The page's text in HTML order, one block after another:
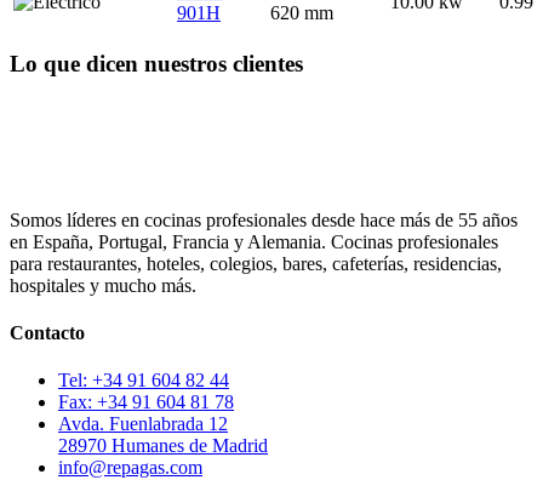
901H
620 mm
Lo que dicen nuestros clientes
Somos líderes en cocinas profesionales desde hace más de 55 años
en España, Portugal, Francia y Alemania. Cocinas profesionales
para restaurantes, hoteles, colegios, bares, cafeterías, residencias,
hospitales y mucho más.
Contacto
Tel: +34 91 604 82 44
Fax: +34 91 604 81 78
Avda. Fuenlabrada 12
28970 Humanes de Madrid
info@repagas.com